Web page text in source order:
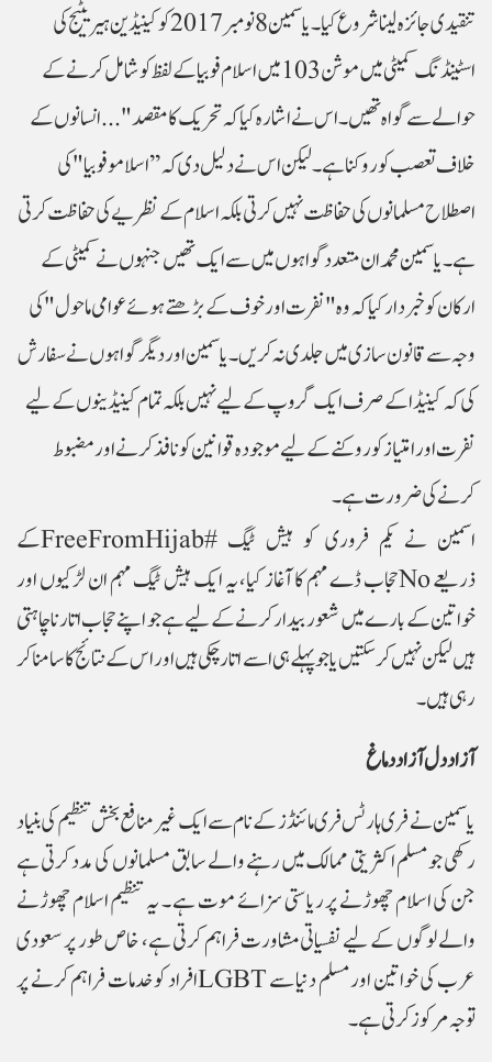
تنقیدی جائزہ لینا شروع کیا۔ یاسمین 8 نومبر 2017 کو کینیڈین ہیریٹیج کی
اسٹینڈنگ کمیٹی میں موشن 103 میں اسلام فوبیا کے لفظ کو شامل کرنے کے
حوالے سے گواہ تھیں ۔ اس نے اشارہ کیا کہ تحریک کا مقصد "...انسانوں کے
خلاف تعصب کو روکنا ہے۔ لیکن اس نے دلیل دی کہ ’’اسلامو فوبیا" کی
اصطلاح مسلمانوں کی حفاظت نہیں کرتی بلکہ اسلام کے نظریے کی حفاظت کرتی
ہے۔ یاسمین محمد ان متعدد گواہوں میں سے ایک تھیں جنہوں نے کمیٹی کے
ارکان کو خبردار کیا کہ وہ "نفرت اور خوف کے بڑھتے ہوئے عوامی ماحول" کی
وجہ سے قانون سازی میں جلدی نہ کریں۔ یاسمین اور دیگر گواہوں نے سفارش
کی کہ کینیڈا کے صرف ایک گروپ کے لیے نہیں بلکہ تمام کینیڈینوں کے لیے
نفرت اور امتیاز کو روکنے کے لیے موجودہ قوانین کو نافذ کرنے اور مضبوط
کرنے کی ضرورت ہے۔
اسمین نے یکم فروری کو ہیش ٹیگ #FreeFromHijabکے
ذریعےNoحجاب ڈے مہم کا آغاز کیا، یہ ایک ہیش ٹیگ مہم ان لڑکیوں اور
خواتین کے بارے میں شعور بیدار کرنے کے لیے ہے جو اپنے حجاب اتارنا چاہتی
ہیں لیکن نہیں کر سکتیں یا جو پہلے ہی اسے اتار چکی ہیں اور اس کے نتائج کا سامنا کر
رہی ہیں۔
آزاد دل آزاد دماغ
یاسمین نے فری ہارٹس فری مائنڈز کے نام سے ایک غیر منافع بخش تنظیم کی بنیاد
رکھی جو مسلم اکثریتی ممالک میں رہنے والے سابق مسلمانوں کی مدد کرتی ہے
جن کی اسلام چھوڑنے پر ریاستی سزائے موت ہے ۔ یہ تنظیم اسلام چھوڑنے
والے لوگوں کے لیے نفسیاتی مشاورت فراہم کرتی ہے، خاص طور پر سعودی
عرب کی خواتین اور مسلم دنیا سےLGBTافراد کو خدمات فراہم کرنے پر
توجہ مرکوز کرتی ہے ۔